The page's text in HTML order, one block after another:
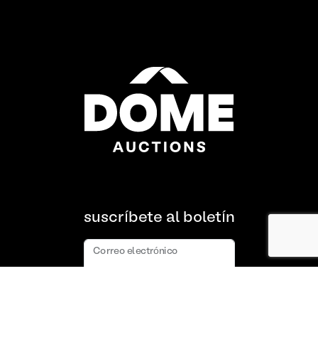
suscríbete al boletín
Correo electrónico